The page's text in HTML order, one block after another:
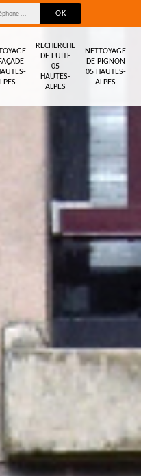
RECHERCHE
DE FUITE
05
HAUTES-
ALPES
NETTOYAGE
DE PIGNON
05 HAUTES-
ALPES